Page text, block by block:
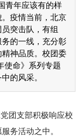
青年应该有的样
疫情当前，北京
突击队，有组
的一线，充分彰
神品质。校团委
使命》系列专题
的风采。
团支部积极响应校
务活动之中。